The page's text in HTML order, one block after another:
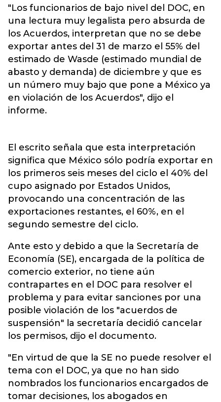
"Los funcionarios de bajo nivel del DOC, en
una lectura muy legalista pero absurda de
los Acuerdos, interpretan que no se debe
exportar antes del 31 de marzo el 55% del
estimado de Wasde (estimado mundial de
abasto y demanda) de diciembre y que es
un número muy bajo que pone a México ya
en violación de los Acuerdos", dijo el
informe.
El escrito señala que esta interpretación
significa que México sólo podría exportar en
los primeros seis meses del ciclo el 40% del
cupo asignado por Estados Unidos,
provocando una concentración de las
exportaciones restantes, el 60%, en el
segundo semestre del ciclo.
Ante esto y debido a que la Secretaría de
Economía (SE), encargada de la política de
comercio exterior, no tiene aún
contrapartes en el DOC para resolver el
problema y para evitar sanciones por una
posible violación de los "acuerdos de
suspensión" la secretaría decidió cancelar
los permisos, dijo el documento.
"En virtud de que la SE no puede resolver el
tema con el DOC, ya que no han sido
nombrados los funcionarios encargados de
tomar decisiones, los abogados en